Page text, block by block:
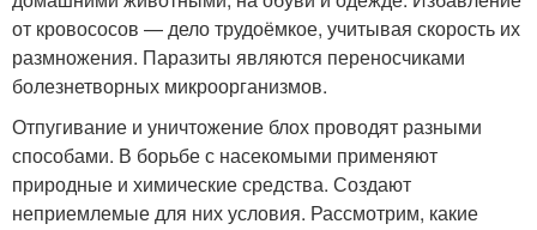
от кровососов — дело трудоёмкое, учитывая скорость их
размножения. Паразиты являются переносчиками
болезнетворных микроорганизмов.
Отпугивание и уничтожение блох проводят разными
способами. В борьбе с насекомыми применяют
природные и химические средства. Создают
неприемлемые для них условия. Рассмотрим, какие